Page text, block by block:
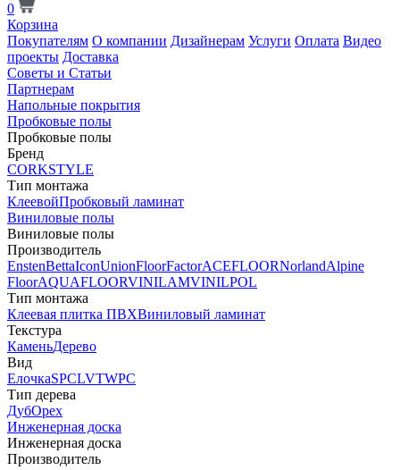
0
Корзина
Покупателям О компании Дизайнерам Услуги Оплата Видео
проекты Доставка
Советы и Статьи
Партнерам
Напольные покрытия
Пробковые полы
Пробковые полы
Бренд
CORKSTYLE
Тип монтажа
КлеевойПробковый ламинат
Виниловые полы
Виниловые полы
Производитель
EnstenBettaIconUnionFloorFactorACEFLOORNorlandAlpine
FloorAQUAFLOORVINILAMVINILPOL
Тип монтажа
Клеевая плитка ПВХВиниловый ламинат
Текстура
КаменьДерево
Вид
ЕлочкаSPCLVTWPC
Тип дерева
ДубОрех
Инженерная доска
Инженерная доска
Производитель